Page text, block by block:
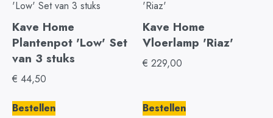
Kave Home
Plantenpot 'Low' Set
van 3 stuks
€ 44,50
Bestellen
Kave Home
Vloerlamp 'Riaz'
€ 229,00
Bestellen